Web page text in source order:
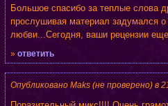
Большое спасибо за теплые слова
прослушивая материал задумался
любви...Сегодня, ваши рецензии
» ответить
Опубликовано Maks (не проверено) в